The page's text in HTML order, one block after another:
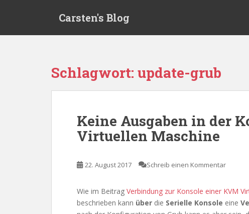
Carsten's Blog
Schlagwort: update-grub
Keine Ausgaben in der
Virtuellen Maschine
22. August 2017 Schreib einen Kommentar
Wie im Beitrag Verbindung zur Konsole einer KVM
beschrieben kann über die Serielle Konsole eine